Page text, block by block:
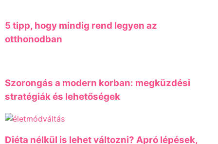
5 tipp, hogy mindig rend legyen az
otthonodban
Szorongás a modern korban: megküzdési
stratégiák és lehetőségek
Diéta nélkül is lehet változni? Apró lépések,